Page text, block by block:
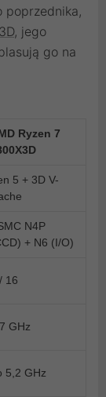
poprzednika,
, jego
go na
Ryzen 7
5 + 3D V-
N4P
+ N6 (I/O)
16
GHz
5,2 GHz